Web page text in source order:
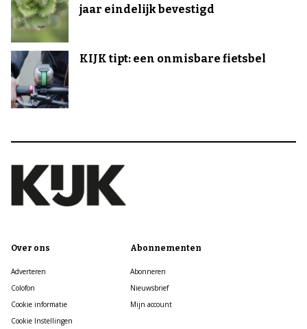
jaar eindelijk bevestigd
KIJK tipt: een onmisbare fietsbel
Over ons
Adverteren
Colofon
Cookie informatie
Cookie Instellingen
Abonnementen
Abonneren
Nieuwsbrief
Mijn account